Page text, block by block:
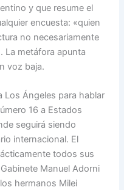
y que resume el
encuesta: «quien
no necesariamente
La metáfora apunta
voz baja.
Los Ángeles para hablar
16 a Estados
seguirá siendo
internacional. El
todos sus
Manuel Adorni
hermanos Milei